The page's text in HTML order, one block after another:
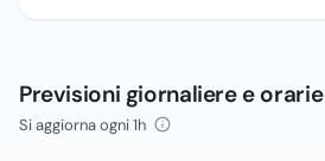
Previsioni giornaliere e orarie
Si aggiorna ogni 1h